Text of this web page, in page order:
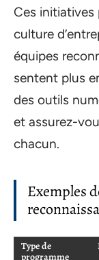
Ces
culture
équipes
sentent plus
des outils
et assurez-
chacun.
Exemples
Type de
programme